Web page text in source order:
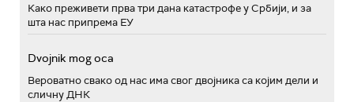
Како преживети прва три дана катастрофе у Србији, и за
шта нас припрема ЕУ
Dvojnik mog oca
Вероватно свако од нас има свог двојника са којим дели и
сличну ДНК